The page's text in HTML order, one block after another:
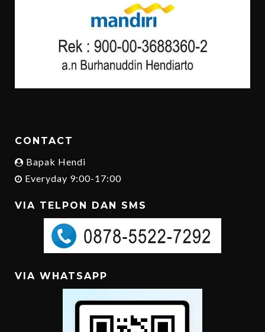
CONTACT
Bapak Hendi
Everyday 9:00-17:00
VIA TELPON DAN SMS
VIA WHATSAPP